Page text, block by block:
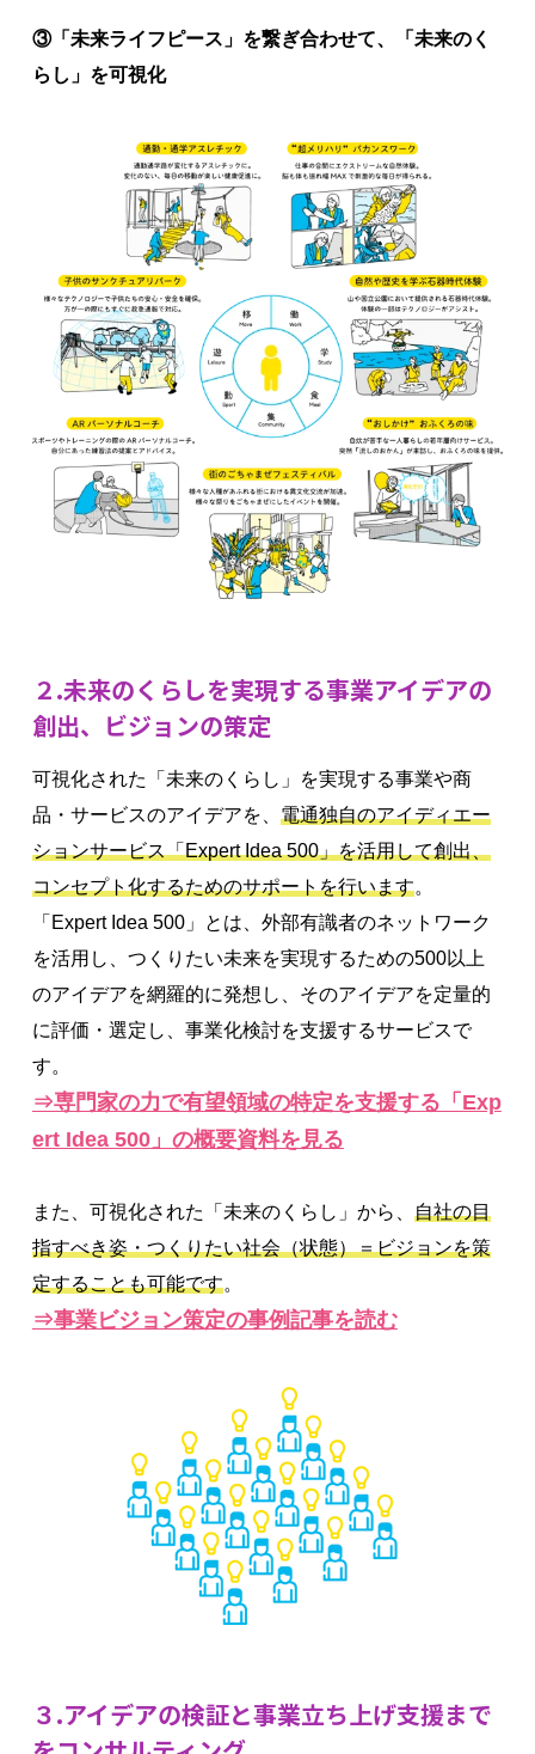
③「未来ライフピース」を繋ぎ合わせて、「未来のく
らし」を可視化
２.未来のくらしを実現する事業アイデアの
創出、ビジョンの策定
可視化された「未来のくらし」を実現する事業や商
品・サービスのアイデアを、 電通独自のアイディエー
ションサービス「Expert Idea 500」を活用して創出、
コンセプト化するためのサポートを行います。
「Expert Idea 500」とは、外部有識者のネットワーク
を活用し、つくりたい未来を実現するための500以上
のアイデアを網羅的に発想し、そのアイデアを定量的
に評価・選定し、事業化検討を支援するサービスで
す。
⇒専門家の力で有望領域の特定を支援する「Exp
ert Idea 500」の概要資料を見る
また、可視化された「未来のくらし」から、 自社の目
指すべき姿・つくりたい社会（状態）＝ビジョンを策
定することも可能です。
⇒事業ビジョン策定の事例記事を読む
３.アイデアの検証と事業立ち上げ支援まで